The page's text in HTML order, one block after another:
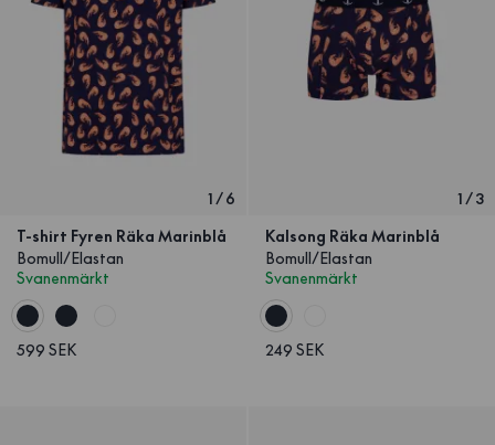
1/6
T-shirt Fyren Räka Marinblå
Bomull/Elastan
Svanenmärkt
599 SEK
1/3
Kalsong Räka Marinblå
Bomull/Elastan
Svanenmärkt
249 SEK